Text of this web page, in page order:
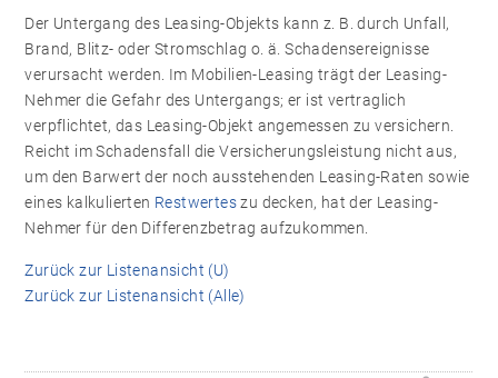
Der Untergang des Leasing-Objekts kann z. B. durch Unfall,
Brand, Blitz- oder Stromschlag o. ä. Schadensereignisse
verursacht werden. Im Mobilien-Leasing trägt der Leasing-
Nehmer die Gefahr des Untergangs; er ist vertraglich
verpflichtet, das Leasing-Objekt angemessen zu versichern.
Reicht im Schadensfall die Versicherungs­leistung nicht aus,
um den Barwert der noch ausstehenden Leasing-Raten sowie
eines kalkulierten Restwerteszu decken, hat der Leasing-
Nehmer für den Differenz­betrag aufzukommen.
Zurück zur Listenansicht (U)
Zurück zur Listenansicht (Alle)